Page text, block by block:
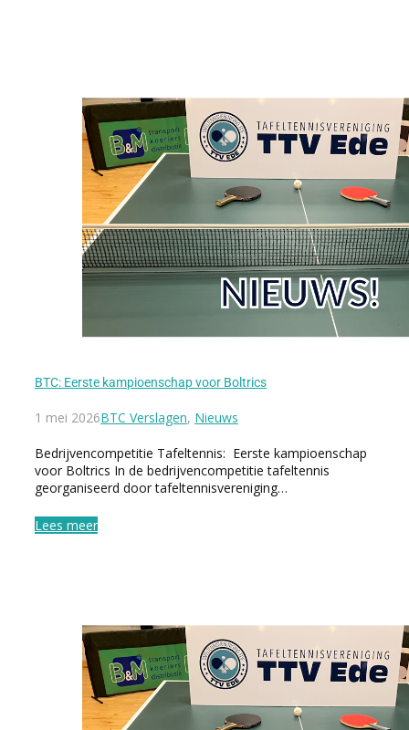
BTC: Eerste kampioenschap voor Boltrics
1 mei 2026BTC Verslagen, Nieuws
Bedrijvencompetitie Tafeltennis: Eerste kampioenschap
voor Boltrics In de bedrijvencompetitie tafeltennis
georganiseerd door tafeltennisvereniging…
Lees meer